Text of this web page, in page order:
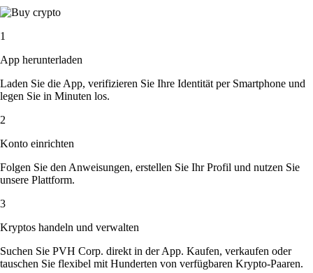
1
App herunterladen
Laden Sie die App, verifizieren Sie Ihre Identität per Smartphone und
legen Sie in Minuten los.
2
Konto einrichten
Folgen Sie den Anweisungen, erstellen Sie Ihr Profil und nutzen Sie
unsere Plattform.
3
Kryptos handeln und verwalten
Suchen Sie PVH Corp. direkt in der App. Kaufen, verkaufen oder
tauschen Sie flexibel mit Hunderten von verfügbaren Krypto-Paaren.